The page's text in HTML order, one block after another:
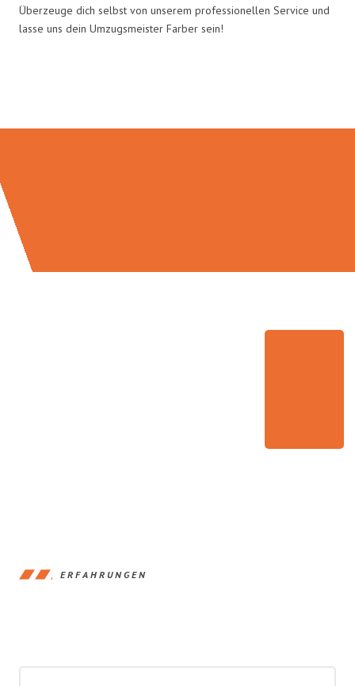
Überzeuge dich selbst von unserem professionellen Service und
lasse uns dein Umzugsmeister Farber sein!
ERFAHRUNGEN